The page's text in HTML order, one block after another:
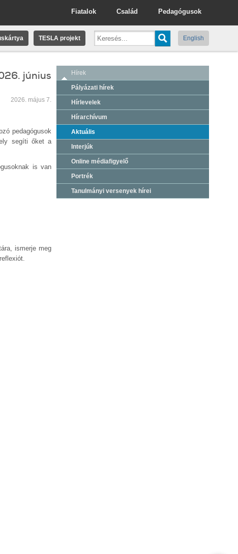
Pedagógusok
Család
Fiatalok
TESLA projekt English
június
2026. május 7.
pedagógusok
segíti őket a
is van
ismerje meg
Hírek
Pályázati hírek
Hírlevelek
Hírarchívum
Aktuális
Interjúk
Online médiafigyelő
Portrék
Tanulmányi versenyek hírei